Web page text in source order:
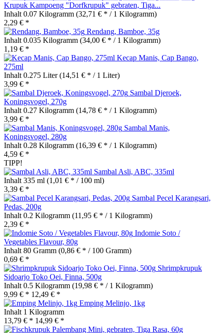
Krupuk Kampoeng "Dorfkrupuk" gebraten, Tiga...
Inhalt 0.07 Kilogramm (32,71 € * / 1 Kilogramm)
2,29 € *
Rendang, Bamboe, 35g
Inhalt 0.035 Kilogramm (34,00 € * / 1 Kilogramm)
1,19 € *
Kecap Manis, Cap Bango,
275ml
Inhalt 0.275 Liter(14,51 € * / 1 Liter)
3,99 € *
Sambal Djeroek,
Koningsvogel, 270g
Inhalt 0.27 Kilogramm (14,78 € * / 1 Kilogramm)
3,99 € *
Sambal Manis,
Koningsvogel, 280g
Inhalt 0.28 Kilogramm (16,39 € * / 1 Kilogramm)
4,59 € *
TIPP!
Sambal Asli, ABC, 335ml
Inhalt 335 ml (1,01 € * / 100 ml)
3,39 € *
Sambal Pecel Karangsari,
Pedas, 200g
Inhalt 0.2 Kilogramm (11,95 € * / 1 Kilogramm)
2,39 € *
Indomie Soto /
Vegetables Flavour, 80g
Inhalt 80 Gramm (0,86 € * / 100 Gramm)
0,69 € *
Shrimpkrupuk
Sidoarjo Toko Oei, Finna, 500g
Inhalt 0.5 Kilogramm (19,98 € * / 1 Kilogramm)
9,99 € * 12,49 € *
Emping Melinjo, 1kg
Inhalt 1 Kilogramm
13,79 € * 14,99 € *